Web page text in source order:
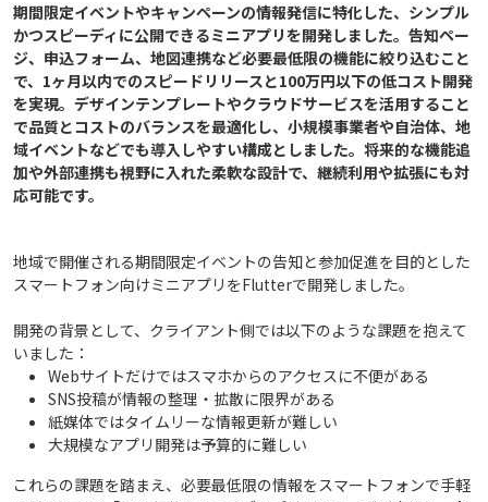
期間限定イベントやキャンペーンの情報発信に特化した、シンプル
かつスピーディに公開できるミニアプリを開発しました。告知ペー
ジ、申込フォーム、地図連携など必要最低限の機能に絞り込むこと
で、1ヶ月以内でのスピードリリースと100万円以下の低コスト開発
を実現。デザインテンプレートやクラウドサービスを活用すること
で品質とコストのバランスを最適化し、小規模事業者や自治体、地
域イベントなどでも導入しやすい構成としました。将来的な機能追
加や外部連携も視野に入れた柔軟な設計で、継続利用や拡張にも対
地域で開催される期間限定イベントの告知と参加促進を目的とした
スマートフォン向けミニアプリをFlutterで開発しました。
開発の背景として、クライアント側では以下のような課題を抱えて
いました：
Webサイトだけではスマホからのアクセスに不便がある
SNS投稿が情報の整理・拡散に限界がある
紙媒体ではタイムリーな情報更新が難しい
大規模なアプリ開発は予算的に難しい
これらの課題を踏まえ、必要最低限の情報をスマートフォンで手軽